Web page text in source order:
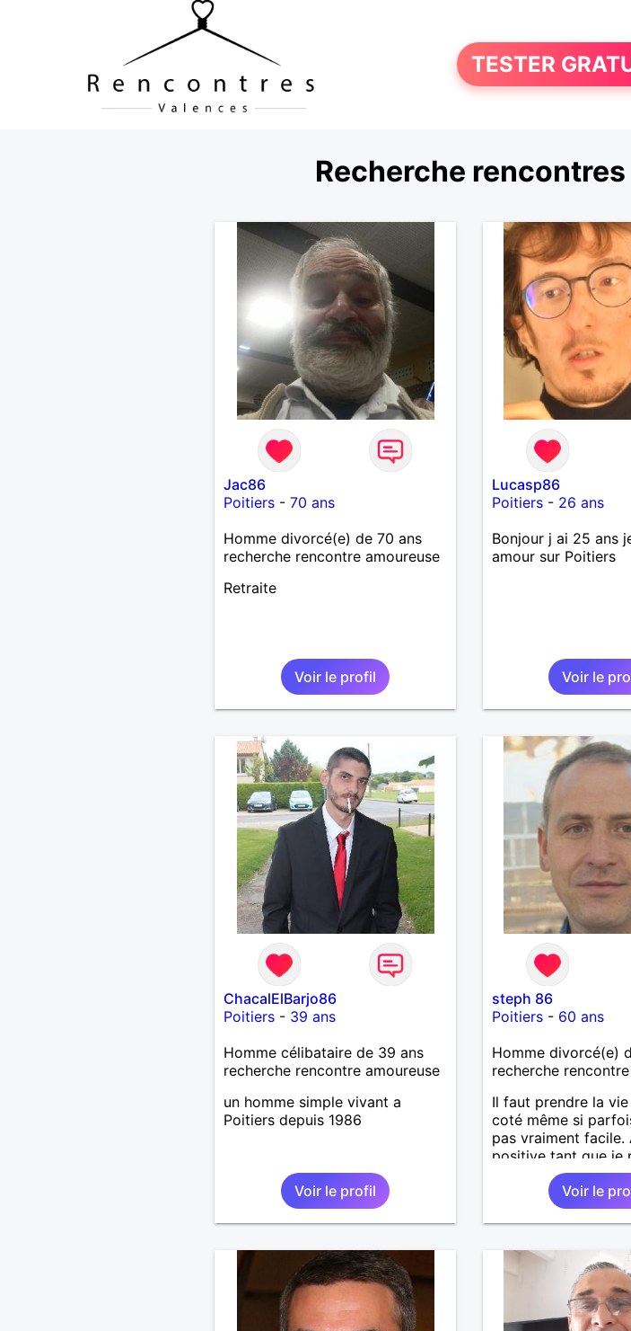
TESTER
Recherche
Jac86
Poitiers- 70 ans
Homme divorcé(e) de 70 ans
recherche rencontre amoureuse
Retraite
Voir le profil
Lucasp86
Poitiers- 26 ans
Bonjour j ai 25 ans
amour sur Poitiers
Voir le
ChacalElBarjo86
Poitiers- 39 ans
Homme célibataire de 39 ans
recherche rencontre amoureuse
un homme simple vivant a
Poitiers depuis 1986
Voir le profil
steph 86
Poitiers- 60 ans
Homme divorcé(e)
recherche
Il faut prendre la
coté même si
pas vraiment facile.
positive tant que je
Voir le